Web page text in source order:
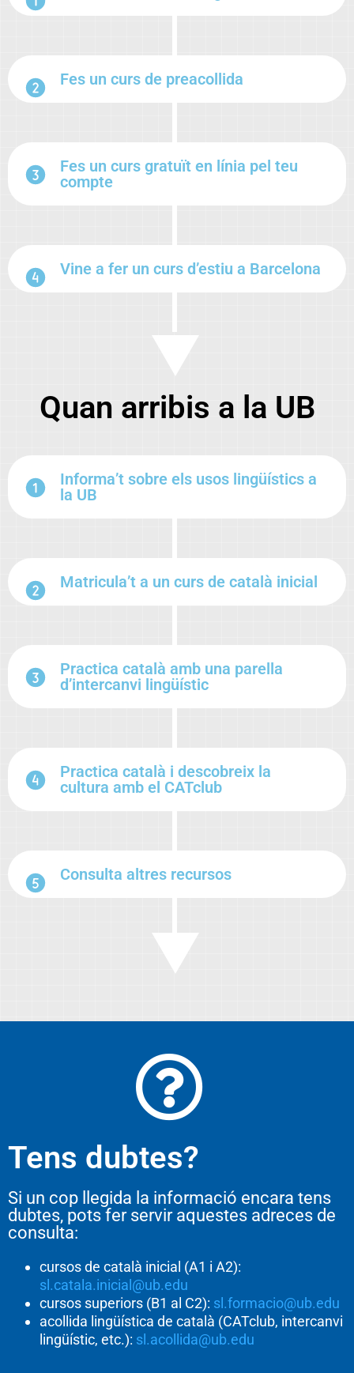
Fes un curs de preacollida
Fes un curs gratuït en línia pel teu
compte
Vine a fer un curs d’estiu a Barcelona
Quan arribis a la UB
Informa’t sobre els usos lingüístics a
la UB
Matricula’t a un curs de català inicial
Practica català amb una parella
d’intercanvi lingüístic
Practica català i descobreix la
cultura amb el CATclub
Consulta altres recursos
Tens dubtes?
Si un cop llegida la informació encara tens
dubtes, pots fer servir aquestes adreces de
consulta:
cursos de català inicial (A1 i A2):
sl.catala.inicial@ub.edu
cursos superiors (B1 al C2): sl.formacio@ub.edu
acollida lingüística de català (CATclub, intercanvi
lingüístic, etc.): sl.acollida@ub.edu